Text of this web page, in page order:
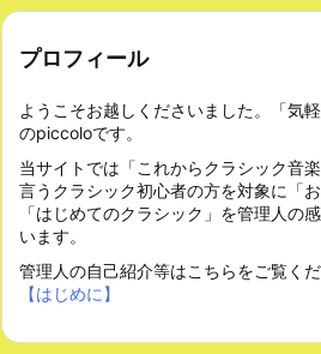
プロフィール
ようこそお越しくださいました。「気
のpiccoloです。
当サイトでは「これからクラシック音
言うクラシック初心者の方を対象に「
「はじめてのクラシック」を管理人の
います。
管理人の自己紹介等はこちらをご覧く
【はじめに】